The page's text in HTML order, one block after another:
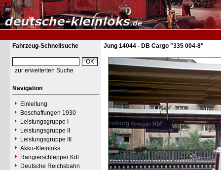
Fahrzeug-Schnellsuche
zur erweiterten Suche
Navigation
Einleitung
Beschaffungen 1930
Leistungsgruppe I
Leistungsgruppe II
Leistungsgruppe III
Akku-Kleinloks
Rangierschlepper Kdl
Deutsche Reichsbahn
Jung 14044 - DB Cargo "335 004-8"